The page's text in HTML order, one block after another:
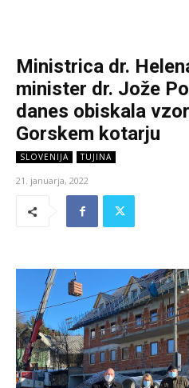
Ministrica dr.
minister dr. Jože
danes obiskala
Gorskem kotarju
SLOVENIJA TUJINA
21. januarja, 2022